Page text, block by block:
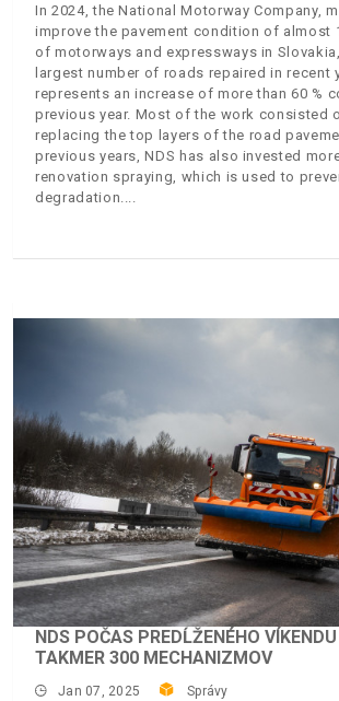
In 2024, the National Motorway Company,
improve the pavement condition of almost
of motorways and expressways in
largest number of roads repaired in recent
represents an increase of more than 60 %
previous year. Most of the work consisted
replacing the top layers of the road
previous years, NDS has also invested
renovation spraying, which is used to
degradation.
NDS POČAS PREDĹŽENÉHO
TAKMER 300 MECHANIZMOV
Jan 07, 2025 Správy